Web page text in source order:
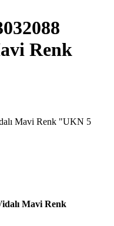
Renk
Mavi Renk "UKN 5
Mavi Renk